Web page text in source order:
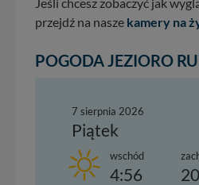
przejdź na nasze kamery na
POGODA JEZIORO
7 sierpnia 2026
Piątek
wschód
4:56